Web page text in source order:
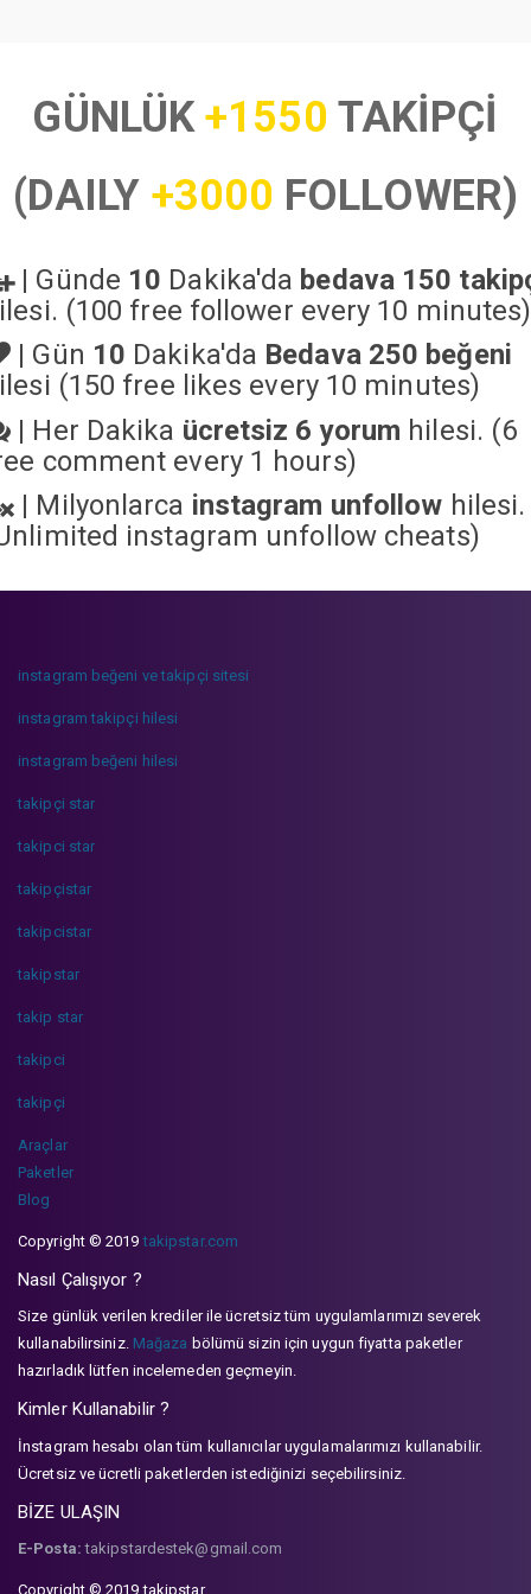
GÜNLÜK+1550 TAKİPÇİ
(DAILY +3000 FOLLOWER)
| Günde 10 Dakika'da bedava 150
(100 free follower every 10 minutes)
| Gün 10 Dakika'da Bedava 250 beğeni
(150 free likes every 10 minutes)
| Her Dakika ücretsiz 6 yorum hilesi. (6
comment every 1 hours)
| Milyonlarca instagram unfollow hilesi.
instagram unfollow cheats)
instagram beğeni ve takipçi sitesi
instagram takipçi hilesi
instagram beğeni hilesi
takipçi star
takipci star
takipçistar
takipcistar
takipstar
takip star
takipci
takipçi
Araçlar
Paketler
Blog
Copyright © 2019takipstar.com
Nasıl Çalışıyor ?
Size günlük verilen krediler ile ücretsiz tüm uygulamlarımızı severek
kullanabilirsiniz. Mağaza bölümü sizin için uygun fiyatta paketler
hazırladık lütfen incelemeden geçmeyin.
Kimler Kullanabilir ?
İnstagram hesabı olan tüm kullanıcılar uygulamalarımızı kullanabilir.
Ücretsiz ve ücretli paketlerden istediğinizi seçebilirsiniz.
BİZE ULAŞIN
E-Posta: takipstardestek@gmail.com
Copyright © 2019 takipstar.